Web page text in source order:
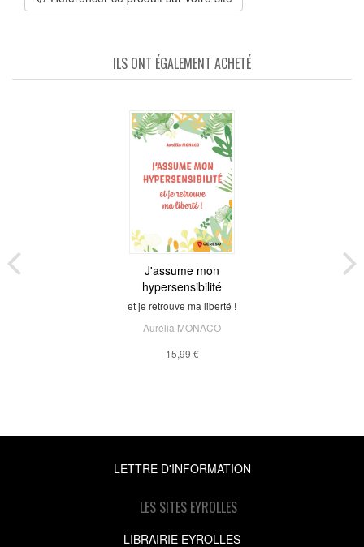
ILS ONT ÉGALEMENT ACHETÉ
J'assume mon
hypersensibilité
et je retrouve ma liberté !
Aurélia MONACO
15,99 €
LETTRE D'INFORMATION
LES SITES EYROLLES
LIBRAIRIE EYROLLES